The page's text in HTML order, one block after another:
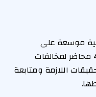
موسعة على
الأسواق والمخابز، أسفرت عن تحرير 4 محاضر لمخالفات
اللازمة ومتابعة